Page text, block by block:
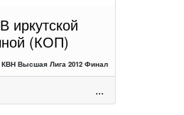
иркутской
(КОП)
КВН Высшая Лига 2012 Финал
...